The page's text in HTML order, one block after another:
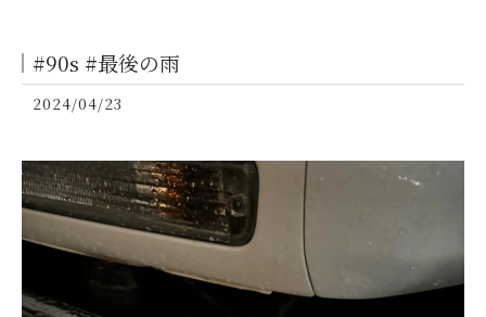
#90s #最後の雨
2024/04/23